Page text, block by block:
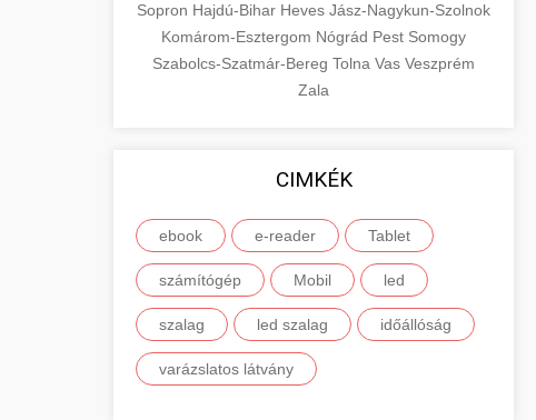
Sopron Hajdú-Bihar Heves Jász-Nagykun-Szolnok
Komárom-Esztergom Nógrád Pest Somogy
Szabolcs-Szatmár-Bereg Tolna Vas Veszprém
Zala
CIMKÉK
ebook e-reader Tablet
számítógép Mobil led
szalag led szalag időállóság
varázslatos látvány